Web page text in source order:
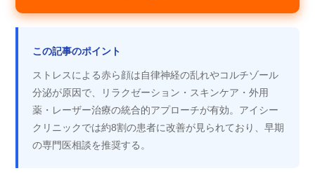
この記事のポイント
ストレスによる赤ら顔は自律神経の乱れやコルチゾール
分泌が原因で、リラクゼーション・スキンケア・外用
薬・レーザー治療の統合的アプローチが有効。アイシー
クリニックでは約8割の患者に改善が見られており、早期
の専門医相談を推奨する。